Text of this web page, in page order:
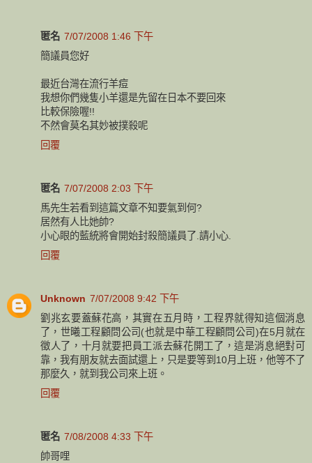
匿名 7/07/2008 1:46 下午
簡議員您好
最近台灣在流行羊痘
我想你們幾隻小羊還是先留在日本不要回來
比較保險喔!!
不然會莫名其妙被撲殺呢
回覆
匿名 7/07/2008 2:03 下午
馬先生若看到這篇文章不知要氣到何?
居然有人比她帥?
小心眼的藍統將會開始封殺簡議員了.請小心.
回覆
Unknown 7/07/2008 9:42 下午
劉兆玄要蓋蘇花高，其實在五月時，工程界就得知這個消息
了，世曦工程顧問公司(也就是中華工程顧問公司)在5月就在
徵人了，十月就要把員工派去蘇花開工了，這是消息絕對可
靠，我有朋友就去面試還上，只是要等到10月上班，他等不了
那麼久，就到我公司來上班。
回覆
匿名 7/08/2008 4:33 下午
帥哥哩